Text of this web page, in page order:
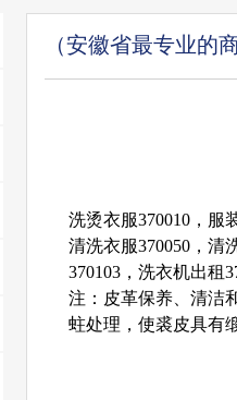
（安徽省最专业的
洗烫衣服370010，服
清洗衣服370050，清
370103，洗衣机出租
注：皮革保养、清洁
蛀处理，使裘皮具有